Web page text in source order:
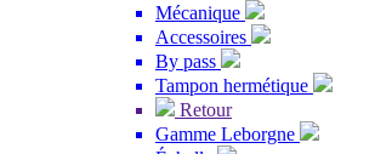
Mécanique
Accessoires
By pass
Tampon hermétique
Retour
Gamme Leborgne